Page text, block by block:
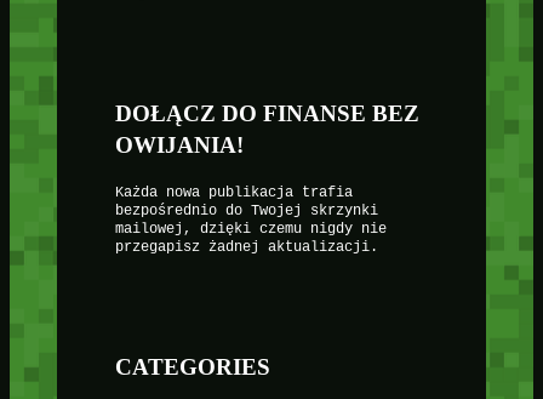
DOŁĄCZ DO FINANSE BEZ
OWIJANIA!
Każda nowa publikacja trafia
bezpośrednio do Twojej skrzynki
mailowej, dzięki czemu nigdy nie
przegapisz żadnej aktualizacji.
CATEGORIES